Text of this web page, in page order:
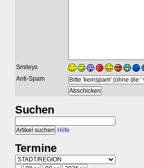
Smileys
Anti-Spam
Suchen
Hilfe
Termine